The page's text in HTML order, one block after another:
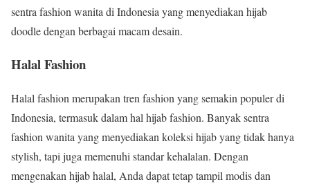
sentra fashion wanita di Indonesia yang menyediakan hijab
doodle dengan berbagai macam desain.
Halal Fashion
Halal fashion merupakan tren fashion yang semakin populer di
Indonesia, termasuk dalam hal hijab fashion. Banyak sentra
fashion wanita yang menyediakan koleksi hijab yang tidak hanya
stylish, tapi juga memenuhi standar kehalalan. Dengan
mengenakan hijab halal, Anda dapat tetap tampil modis dan